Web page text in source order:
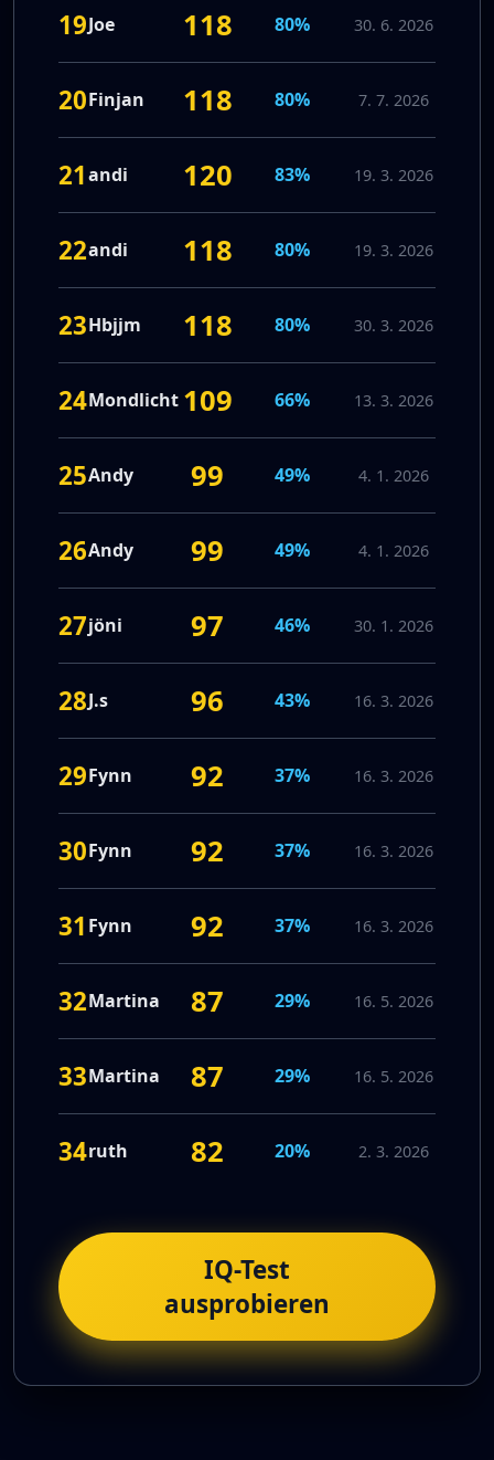
19Joe 118 80% 30. 6. 2026
20Finjan 118 80% 7. 7. 2026
21andi 120 83% 19. 3. 2026
22andi 118 80% 19. 3. 2026
23Hbjjm 118 80% 30. 3. 2026
24Mondlicht 109 66% 13. 3. 2026
25Andy 99 49% 4. 1. 2026
26Andy 99 49% 4. 1. 2026
27jöni 97 46% 30. 1. 2026
28J.s 96 43% 16. 3. 2026
29Fynn 92 37% 16. 3. 2026
30Fynn 92 37% 16. 3. 2026
31 Fynn 92 37% 16. 3. 2026
32Martina 87 29% 16. 5. 2026
33Martina 87 29% 16. 5. 2026
34ruth 82 20% 2. 3. 2026
IQ-Test
ausprobieren